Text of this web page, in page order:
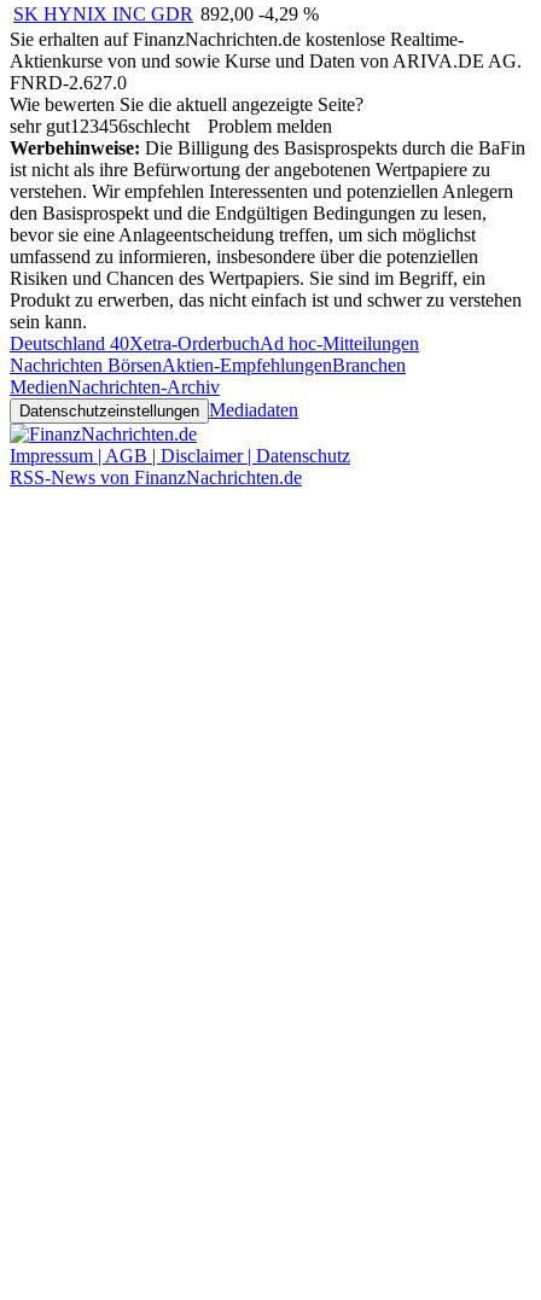
SK HYNIX INC GDR 892,00 -4,29 %
Sie erhalten auf FinanzNachrichten.de kostenlose Realtime-
Aktienkurse von und sowie Kurse und Daten von ARIVA.DE AG.
FNRD-2.627.0
Wie bewerten Sie die aktuell angezeigte Seite?
sehr gut1 23456schlecht
Problem melden
Werbehinweise: Die Billigung des Basisprospekts durch die BaFin
ist nicht als ihre Befürwortung der angebotenen Wertpapiere zu
verstehen. Wir empfehlen Interessenten und potenziellen Anlegern
den Basisprospekt und die Endgültigen Bedingungen zu lesen,
bevor sie eine Anlageentscheidung treffen, um sich möglichst
umfassend zu informieren, insbesondere über die potenziellen
Risiken und Chancen des Wertpapiers. Sie sind im Begriff, ein
Produkt zu erwerben, das nicht einfach ist und schwer zu verstehen
sein kann.
Deutschland 40Xetra-OrderbuchAd hoc-Mitteilungen
Nachrichten BörsenAktien-EmpfehlungenBranchen
MedienNachrichten-Archiv
Datenschutzeinstellungen Mediadaten
Impressum | AGB | Disclaimer | Datenschutz
RSS-News von FinanzNachrichten.de